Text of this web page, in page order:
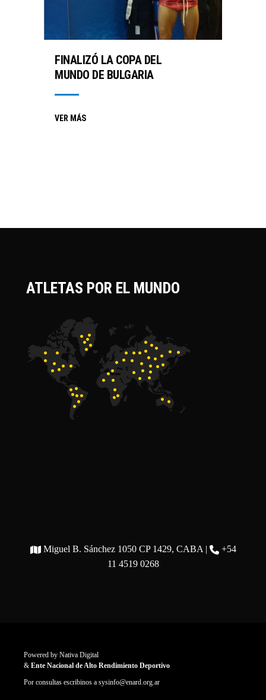
FINALIZÓ LA COPA DEL
MUNDO DE BULGARIA
VER MÁS
ATLETAS POR EL MUNDO
Miguel B. Sánchez 1050 CP 1429, CABA |
+54
11 4519 0268
Powered by Nativa Digital
& Ente Nacional de Alto Rendimiento Deportivo
Por consultas escribinos a sysinfo@enard.org.ar